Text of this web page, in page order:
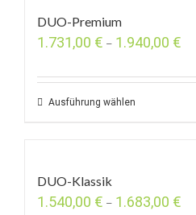
DUO-Premium
1.731,00 € – 1.940,00 €
Ausführung wählen
DUO-Klassik
1.540,00 € – 1.683,00 €